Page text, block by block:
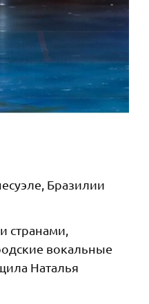
Бразилии
странами,
вокальные
Наталья